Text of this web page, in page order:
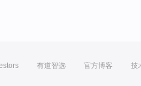
有道智选 官方博客 技